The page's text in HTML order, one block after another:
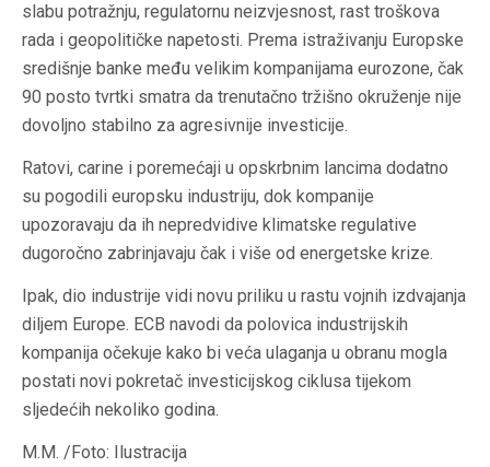
slabu potražnju, regulatornu neizvjesnost, rast troškova
rada i geopolitičke napetosti. Prema istraživanju Europske
središnje banke među velikim kompanijama eurozone, čak
90 posto tvrtki smatra da trenutačno tržišno okruženje nije
dovoljno stabilno za agresivnije investicije.
Ratovi, carine i poremećaji u opskrbnim lancima dodatno
su pogodili europsku industriju, dok kompanije
upozoravaju da ih nepredvidive klimatske regulative
dugoročno zabrinjavaju čak i više od energetske krize.
Ipak, dio industrije vidi novu priliku u rastu vojnih izdvajanja
diljem Europe. ECB navodi da polovica industrijskih
kompanija očekuje kako bi veća ulaganja u obranu mogla
postati novi pokretač investicijskog ciklusa tijekom
sljedećih nekoliko godina.
M.M. /Foto: Ilustracija